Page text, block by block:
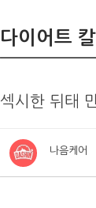
다이어트
섹시한 뒤태
나음케어